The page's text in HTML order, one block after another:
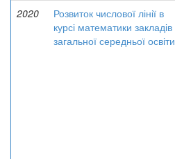
2020
Розвиток числової лінії в
курсі математики закладів
загальної середньої освіти